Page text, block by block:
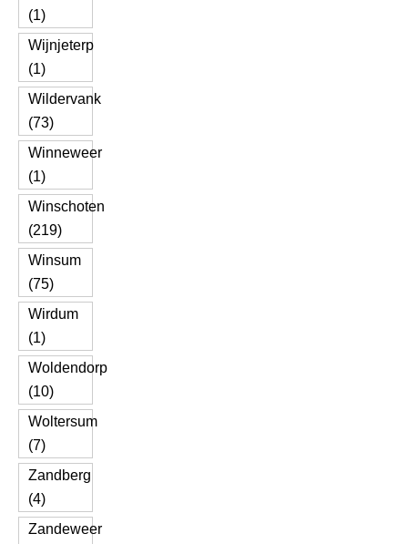
(1)
Wijnjeterp
(1)
Wildervank
(73)
Winneweer
(1)
Winschoten
(219)
Winsum
(75)
Wirdum
(1)
Woldendorp
(10)
Woltersum
(7)
Zandberg
(4)
Zandeweer